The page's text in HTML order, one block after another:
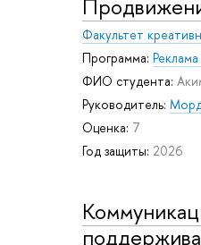
Факультет
Программа:
ФИО студента:
Руководитель:
Оценка: 7
Год защиты: 2026